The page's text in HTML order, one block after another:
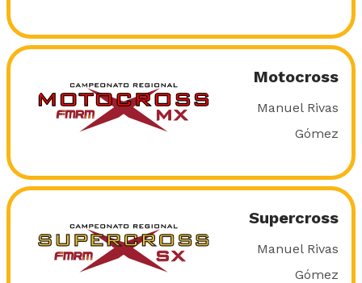
Motocross
Manuel Rivas
Gómez
Supercross
Manuel Rivas
Gómez